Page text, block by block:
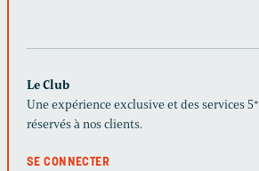
Le Club
Une expérience exclusive et des services 5*
réservés à nos clients.
SE CONNECTER